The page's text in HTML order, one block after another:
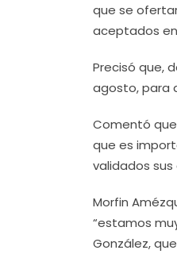
que se
aceptados
Precisó que,
agosto, para
Comentó
que es
validados
Morfin
“estamos
González,